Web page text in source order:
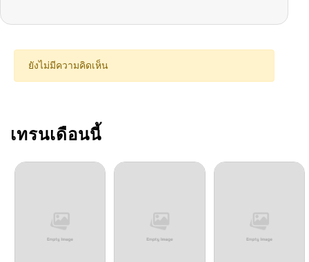
11/29/2024
ตอนที่ 0 11/29/2024
ยังไม่มีความคิดเห็น
เทรนเดือนนี้